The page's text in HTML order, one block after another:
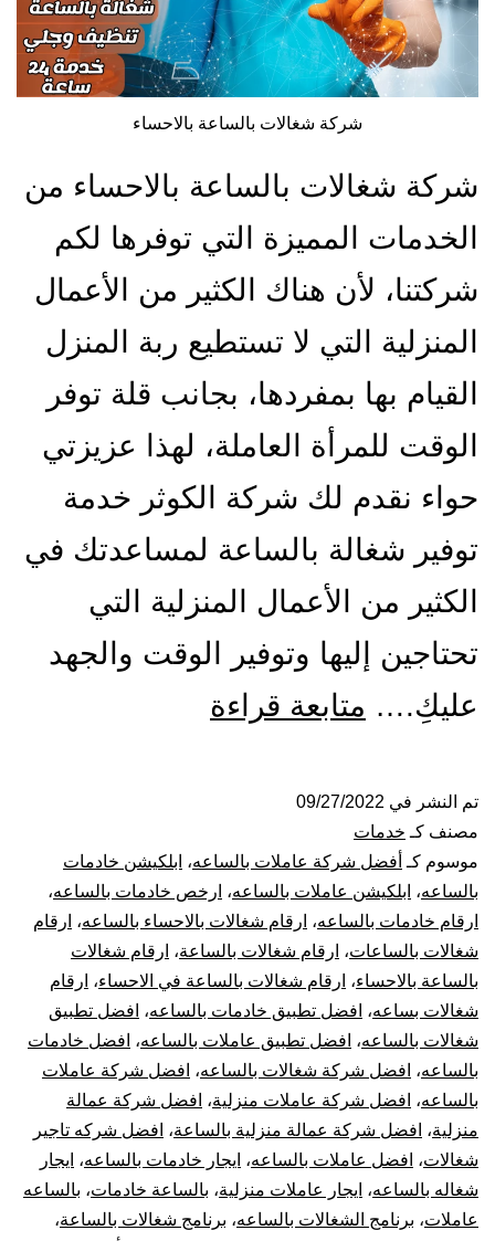
شركة شغالات بالساعة بالاحساء
شركة شغالات بالساعة بالاحساء من
الخدمات المميزة التي توفرها لكم
شركتنا، لأن هناك الكثير من الأعمال
المنزلية التي لا تستطيع ربة المنزل
القيام بها بمفردها، بجانب قلة توفر
الوقت للمرأة العاملة، لهذا عزيزتي
حواء نقدم لك شركة الكوثر خدمة
توفير شغالة بالساعة لمساعدتك في
الكثير من الأعمال المنزلية التي
تحتاجين إليها وتوفير الوقت والجهد
عليكِ.… متابعة قراءة
بالاحساء
تم النشر في 09/27/2022
مصنف كـ خدمات
موسوم كـ أفضل شركة عاملات بالساعه، ابلكيشن خادمات
بالساعه، ابلكيشن عاملات بالساعه، ارخص خادمات بالساعه،
ارقام خادمات بالساعه، ارقام شغالات بالاحساء بالساعه، ارقام
شغالات بالساعات، ارقام شغالات بالساعة، ارقام شغالات
بالساعة بالاحساء، ارقام شغالات بالساعة في الاحساء، ارقام
شغالات بساعه، افضل تطبيق خادمات بالساعه، افضل تطبيق
شغالات بالساعه، افضل تطبيق عاملات بالساعه، افضل خادمات
بالساعه، افضل شركة شغالات بالساعه، افضل شركة عاملات
بالساعه، افضل شركة عاملات منزلية، افضل شركة عمالة
منزلية، افضل شركة عمالة منزلية بالساعة، افضل شركه تاجير
شغالات، افضل عاملات بالساعه، ايجار خادمات بالساعه، ايجار
شغاله بالساعه، ايجار عاملات منزلية، بالساعة خادمات، بالساعه
عاملات، برنامج الشغالات بالساعه، برنامج شغالات بالساعة،